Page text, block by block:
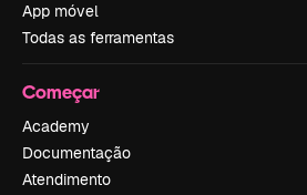
App móvel
Todas as ferramentas
Começar
Academy
Documentação
Atendimento